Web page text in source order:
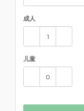
成人
儿童